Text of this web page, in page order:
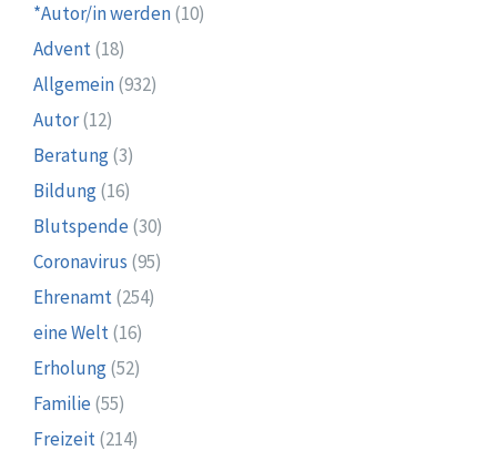
*Autor/in werden(10)
Advent(18)
Allgemein(932)
Autor(12)
Beratung(3)
Bildung(16)
Blutspende (30)
Coronavirus (95)
Ehrenamt(254)
eine Welt(16)
Erholung(52)
Familie (55)
Freizeit(214)